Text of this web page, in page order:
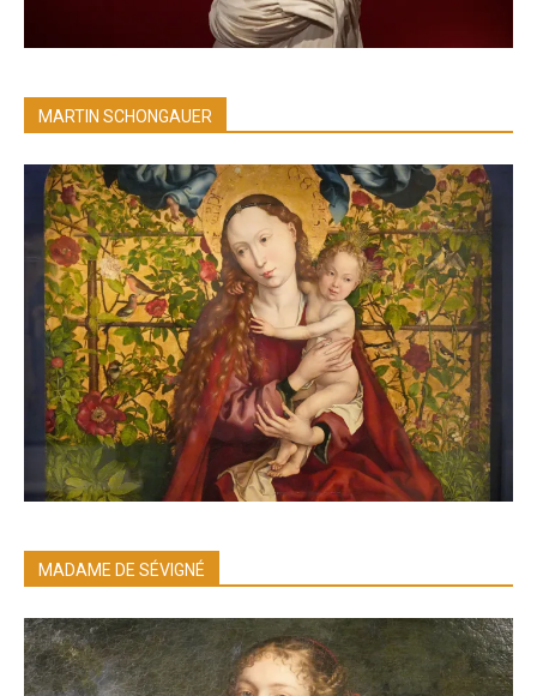
MARTIN SCHONGAUER
MADAME DE SÉVIGNÉ